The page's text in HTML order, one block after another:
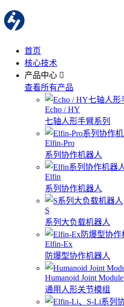
首页
核心技术
产品中心
查看所有产品
Echo / HY
七轴人形手臂系列
Elfin-Pro
系列协作机器人
Elfin
系列协作机器人
S
系列大负载机器人
Elfin-Ex
防爆型协作机器人
Humanoid Joint Module
通用人形关节模组